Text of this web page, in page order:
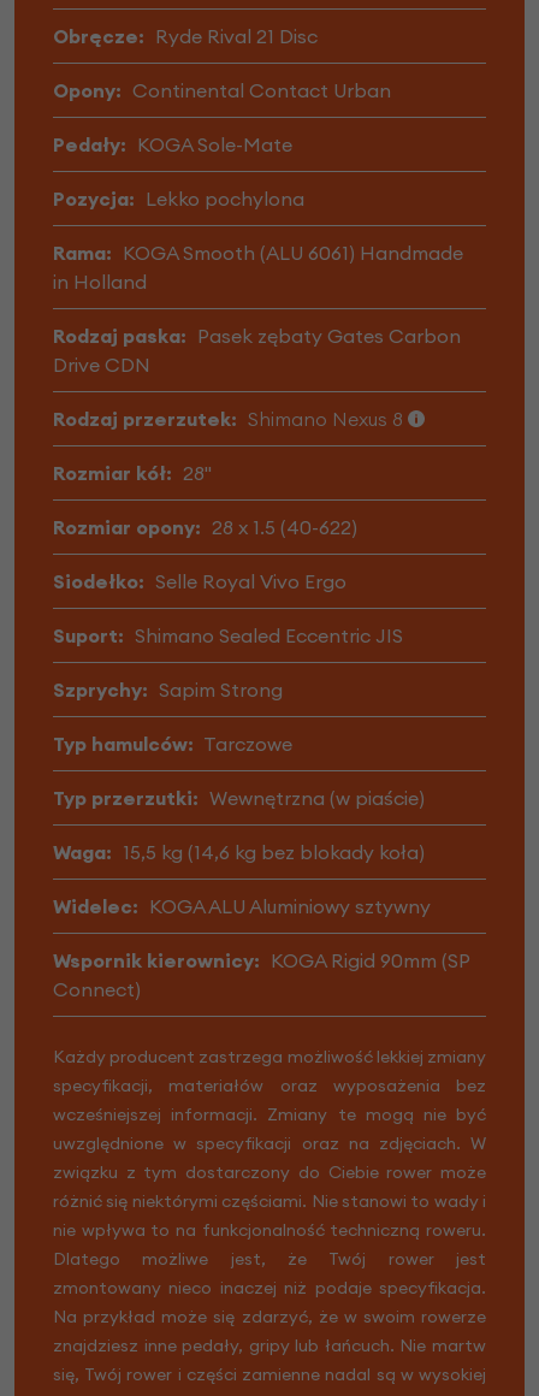
Obręcze: Ryde Rival 21 Disc
Opony: Continental Contact Urban
Pedały: KOGA Sole-Mate
Pozycja: Lekko pochylona
Rama: KOGA Smooth (ALU 6061) Handmade
in Holland
Rodzaj paska: Pasek zębaty Gates Carbon
Drive CDN
Rodzaj przerzutek: Shimano Nexus 8
Rozmiar kół: 28"
Rozmiar opony: 28 x 1.5 (40-622)
Siodełko: Selle Royal Vivo Ergo
Suport: Shimano Sealed Eccentric JIS
Szprychy: Sapim Strong
Typ hamulców: Tarczowe
Typ przerzutki: Wewnętrzna (w piaście)
Waga: 15,5 kg (14,6 kg bez blokady koła)
Widelec: KOGA ALU Aluminiowy sztywny
Wspornik kierownicy: KOGA Rigid 90mm (SP
Connect)
Każdy producent zastrzega możliwość lekkiej zmiany
specyfikacji, materiałów oraz wyposażenia bez
wcześniejszej informacji. Zmiany te mogą nie być
uwzględnione w specyfikacji oraz na zdjęciach. W
związku z tym dostarczony do Ciebie rower może
różnić się niektórymi częściami. Nie stanowi to wady i
nie wpływa to na funkcjonalność techniczną roweru.
Dlatego możliwe jest, że Twój rower jest
zmontowany nieco inaczej niż podaje specyfikacja.
Na przykład może się zdarzyć, że w swoim rowerze
znajdziesz inne pedały, gripy lub łańcuch. Nie martw
się, Twój rower i części zamienne nadal są w wysokiej